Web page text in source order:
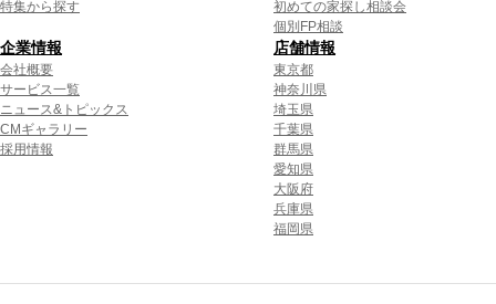
特集から探す
初めての家探し相談会
個別FP相談
企業情報
会社概要
サービス一覧
ニュース&トピックス
CMギャラリー
採用情報
店舗情報
東京都
神奈川県
埼玉県
千葉県
群馬県
愛知県
大阪府
兵庫県
福岡県